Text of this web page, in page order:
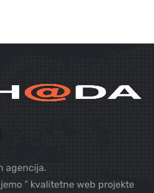
agencija.
” kvalitetne web projekte